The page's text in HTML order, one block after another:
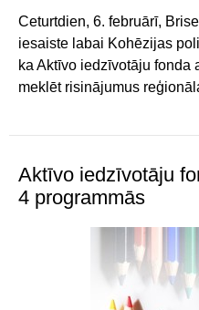
Ceturtdien, 6. februārī,
iesaiste labai Kohēzijas
ka Aktīvo iedzīvotāju fonda
meklēt risinājumus
Aktīvo iedzīvotāju
4 programmās